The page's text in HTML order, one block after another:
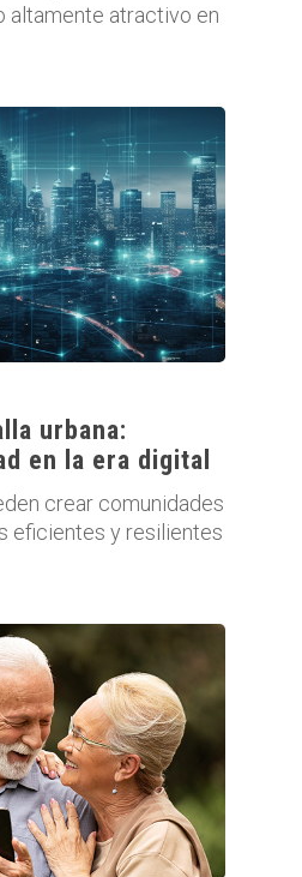
altamente atractivo en
urbana:
en la era digital
crear comunidades
eficientes y resilientes